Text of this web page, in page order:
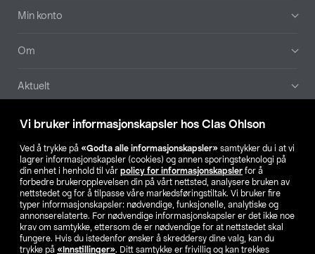
Vi bruker informasjonskapsler hos Clas Ohlson
Ved å trykke på «Godta alle informasjonskapsler» samtykker du i at vi
lagrer informasjonskapsler (cookies) og annen sporingsteknologi på
din enhet i henhold til vår policy for informasjonskapsler for å
forbedre brukeropplevelsen din på vårt nettsted, analysere bruken av
nettstedet og for å tilpasse våre markedsføringstiltak. Vi bruker fire
typer informasjonskapsler: nødvendige, funksjonelle, analytiske og
annonserelaterte. For nødvendige informasjonskapsler er det ikke noe
krav om samtykke, ettersom de er nødvendige for at nettstedet skal
fungere. Hvis du istedenfor ønsker å skreddersy dine valg, kan du
trykke på «Innstillinger». Ditt samtykke er frivillig og kan trekkes
Min konto
Om
Aktuelt
Våre selskaper
Finn din butikk
SE NO FI